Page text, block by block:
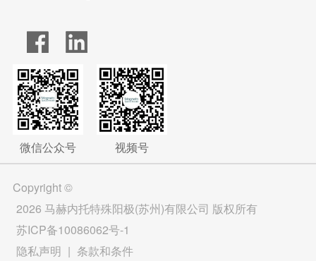
微信公众号 视频号
Copyright ©
2026 马赫内托特殊阳极(苏州)有限公司 版权所有
苏ICP备10086062号-1
隐私声明 | 条款和条件